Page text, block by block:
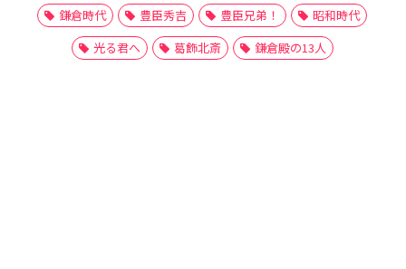
鎌倉時代
豊臣秀吉 豊臣兄弟！
昭和時代
光る君へ
葛飾北斎 鎌倉殿の13人